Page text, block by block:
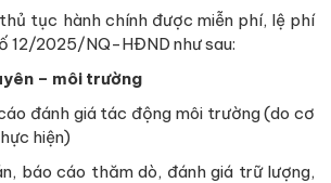
tục hành chính được miễn phí, lệ phí
12/2025/NQ-HĐND như sau:
– môi trường
đánh giá tác động môi trường (do cơ
hiện)
báo cáo thăm dò, đánh giá trữ lượng,